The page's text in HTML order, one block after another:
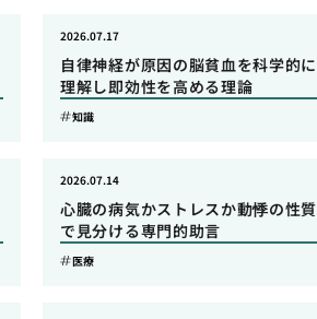
自律神経が原因の脳貧血を科学的に
理解し即効性を高める理論
2026.07.17
知識
心臓の病気かストレスか動悸の性質
で見分ける専門的助言
2026.07.14
医療